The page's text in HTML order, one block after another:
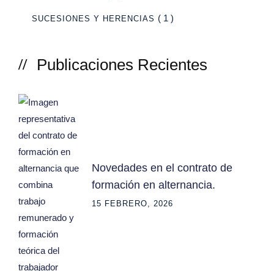
SUCESIONES Y HERENCIAS ( 1 )
Publicaciones Recientes
Novedades en el contrato de
formación en alternancia.
15 FEBRERO, 2026